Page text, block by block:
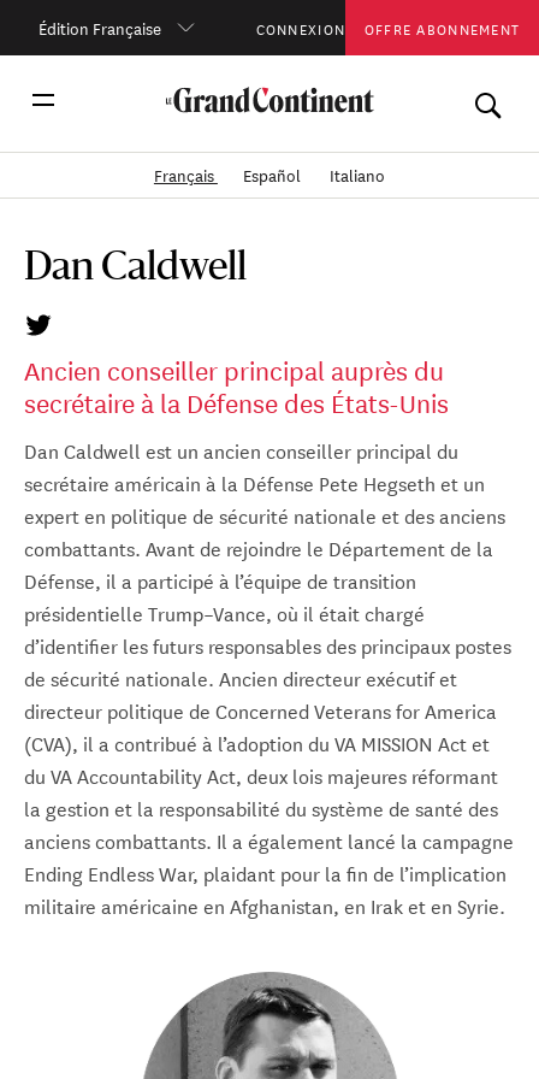
Édition Française CONNEXION OFFRE ABONNEMENT
Français Español Italiano
Dan Caldwell
Ancien conseiller principal auprès du
secrétaire à la Défense des États-Unis
Dan Caldwell est un ancien conseiller principal du
secrétaire américain à la Défense Pete Hegseth et un
expert en politique de sécurité nationale et des anciens
combattants. Avant de rejoindre le Département de la
Défense, il a participé à l’équipe de transition
présidentielle Trump–Vance, où il était chargé
d’identifier les futurs responsables des principaux postes
de sécurité nationale. Ancien directeur exécutif et
directeur politique de Concerned Veterans for America
(CVA), il a contribué à l’adoption du VA MISSION Act et
du VA Accountability Act, deux lois majeures réformant
la gestion et la responsabilité du système de santé des
anciens combattants. Il a également lancé la campagne
Ending Endless War, plaidant pour la fin de l’implication
militaire américaine en Afghanistan, en Irak et en Syrie.